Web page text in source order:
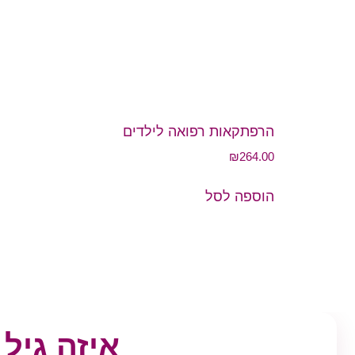
הרפתקאות רפואה לילדים
₪264.00
הוספה לסל
איזה